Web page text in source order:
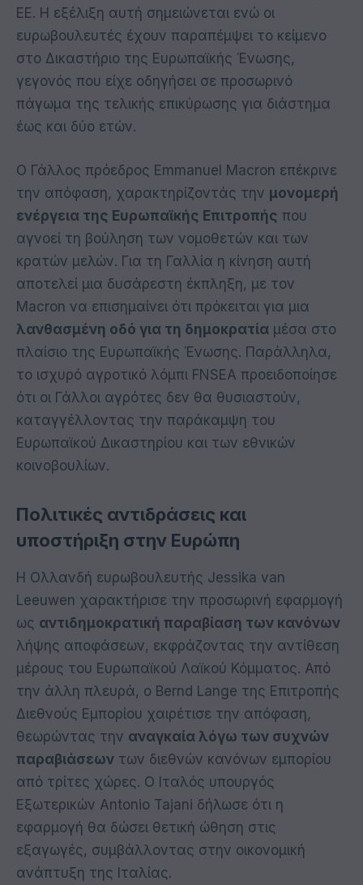
ΕΕ. Η εξέλιξη αυτή σημειώνεται ενώ οι
ευρωβουλευτές έχουν παραπέμψει το κείμενο
στο Δικαστήριο της Ευρωπαϊκής Ένωσης,
γεγονός που είχε οδηγήσει σε προσωρινό
πάγωμα της τελικής επικύρωσης για διάστημα
έως και δύο ετών.
Ο Γάλλος πρόεδρος Emmanuel Macron επέκρινε
την απόφαση, χαρακτηρίζοντάς την μονομερή
ενέργεια της Ευρωπαϊκής Επιτροπής που
αγνοεί τη βούληση των νομοθετών και των
κρατών μελών. Για τη Γαλλία η κίνηση αυτή
αποτελεί μια δυσάρεστη έκπληξη, με τον
Macron να επισημαίνει ότι πρόκειται για μια
λανθασμένη οδό για τη δημοκρατία μέσα στο
πλαίσιο της Ευρωπαϊκής Ένωσης. Παράλληλα,
το ισχυρό αγροτικό λόμπι FNSEA προειδοποίησε
ότι οι Γάλλοι αγρότες δεν θα θυσιαστούν,
καταγγέλλοντας την παράκαμψη του
Ευρωπαϊκού Δικαστηρίου και των εθνικών
κοινοβουλίων.
Πολιτικές αντιδράσεις και
υποστήριξη στην Ευρώπη
Η Ολλανδή ευρωβουλευτής Jessika van
Leeuwen χαρακτήρισε την προσωρινή εφαρμογή
ως αντιδημοκρατική παραβίαση των κανόνων
λήψης αποφάσεων, εκφράζοντας την αντίθεση
μέρους του Ευρωπαϊκού Λαϊκού Κόμματος. Από
την άλλη πλευρά, ο Bernd Lange της Επιτροπής
Διεθνούς Εμπορίου χαιρέτισε την απόφαση,
θεωρώντας την αναγκαία λόγω των συχνών
παραβιάσεων των διεθνών κανόνων εμπορίου
από τρίτες χώρες. Ο Ιταλός υπουργός
Εξωτερικών Antonio Tajani δήλωσε ότι η
εφαρμογή θα δώσει θετική ώθηση στις
εξαγωγές, συμβάλλοντας στην οικονομική
ανάπτυξη της Ιταλίας.